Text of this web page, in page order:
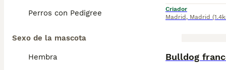
Perros con Pedigree
Sexo de la mascota
Hembra
Criador
Madrid , Madrid
Bulldog